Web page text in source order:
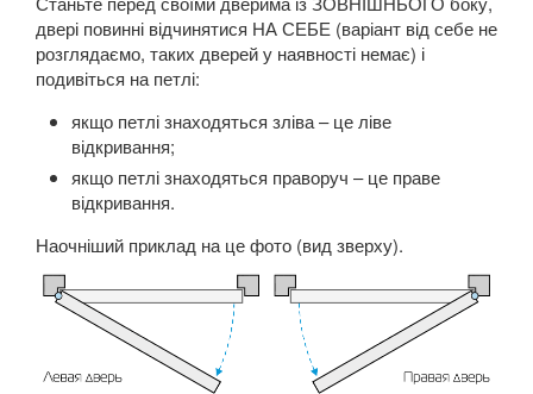
двері повинні відчинятися НА СЕБЕ (варіант від себе не
розглядаємо, таких дверей у наявності немає) і
подивіться на петлі:
якщо петлі знаходяться зліва – це ліве
відкривання;
якщо петлі знаходяться праворуч – це праве
відкривання.
Наочніший приклад на це фото (вид зверху).